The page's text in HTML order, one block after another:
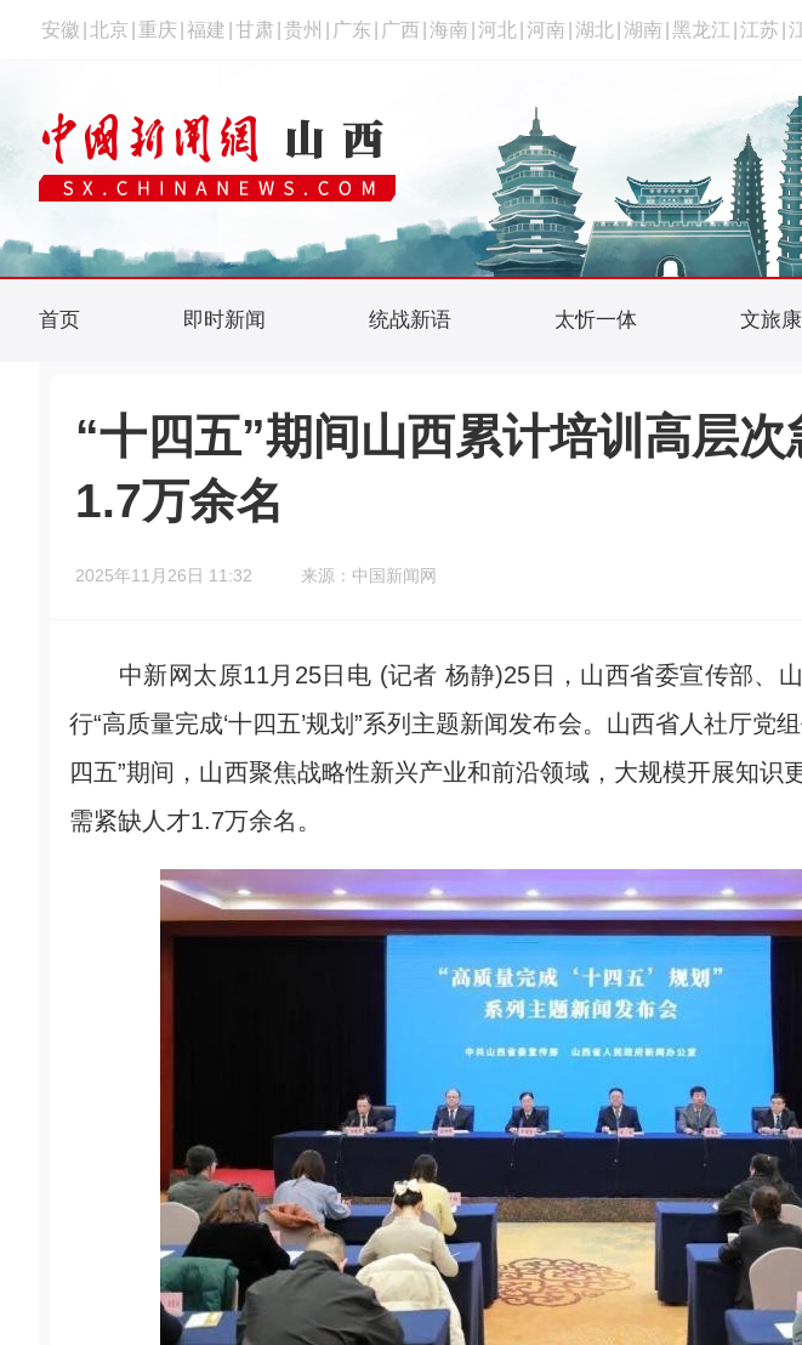
安徽 北京 重庆 福建 甘肃 贵州 广东 广西 海南 河北 河南 湖北 湖南 黑龙江 江苏
首页 即时新闻 统战新语 太忻一体 文旅
“十四五”期间山西累计培训高层
1.7万余名
2025年11月26日 11:32 来源：中国新闻网
中新网太原11月25日电 (记者 杨静)25日，山西省委宣传部、
行“高质量完成‘十四五’规划”系列主题新闻发布会。山西省人社厅党
四五”期间，山西聚焦战略性新兴产业和前沿领域，大规模开展知识
需紧缺人才1.7万余名。